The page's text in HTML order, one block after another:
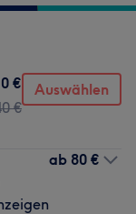
€
€
Auswählen
ab 80 €